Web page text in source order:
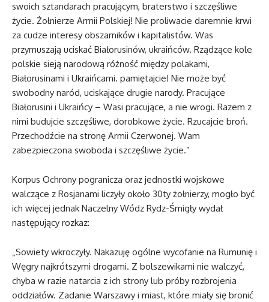
swoich sztandarach pracującym, braterstwo i szczęśliwe
życie. Żołnierze Armii Polskiej! Nie proliwacie daremnie krwi
za cudze interesy obszarników i kapitalistów. Was
przymuszają uciskać Białorusinów, ukraińców. Rządzące kole
polskie sieją narodową różność między polakami,
Białorusinami i Ukraińcami. pamiętajcie! Nie może być
swobodny naród, uciskające drugie narody. Pracujące
Białorusini i Ukraińcy – Wasi pracujące, a nie wrogi. Razem z
nimi budujcie szczęśliwe, dorobkowe życie. Rzucajcie broń.
Przechodźcie na stronę Armii Czerwonej. Wam
zabezpieczona swoboda i szczęśliwe życie.”
Korpus Ochrony pogranicza oraz jednostki wojskowe
walczące z Rosjanami liczyły około 30ty żołnierzy, mogło być
ich więcej jednak Naczelny Wódz Rydz-Śmigły wydał
następujący rozkaz:
„Sowiety wkroczyły. Nakazuję ogólne wycofanie na Rumunię i
Węgry najkrótszymi drogami. Z bolszewikami nie walczyć,
chyba w razie natarcia z ich strony lub próby rozbrojenia
oddziałów. Zadanie Warszawy i miast, które miały się bronić